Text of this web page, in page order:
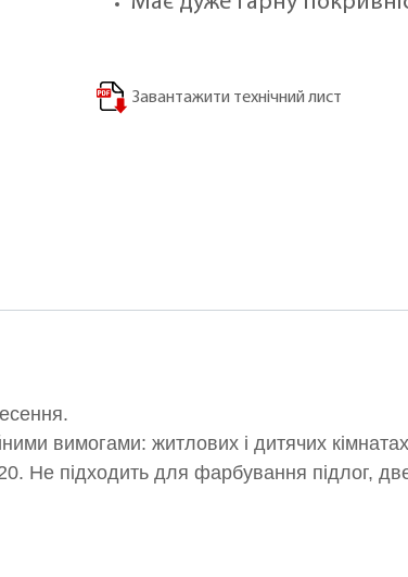
Завантажити технічний лист
вимогами: житлових і дитячих
Не підходить для фарбування підлог,